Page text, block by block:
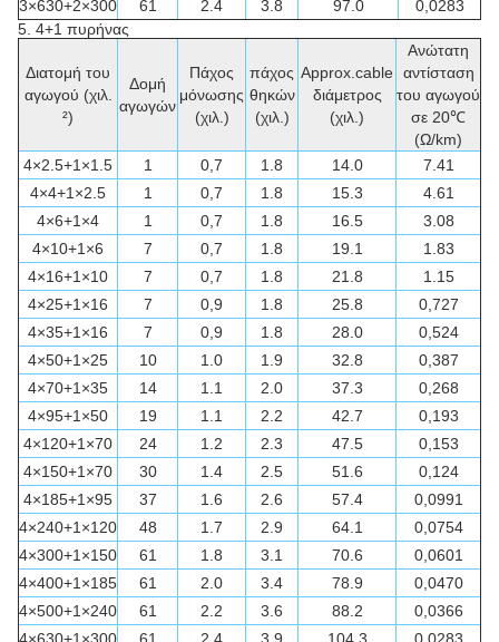
3×630+2×300 61 2.4 3.8 97.0
0,0283
5. 4+1 πυρήνας
Διατομή του
αγωγού (χιλ.
²)
Δομή
αγωγών
Πάχος
μόνωσης
(χιλ.)
πάχος
θηκών
(χιλ.)
Approx.cable
διάμετρος
(χιλ.)
Ανώτατη
αντίσταση
του αγωγού
σε 20℃
(Ω/km)
4×2.5+1×1.5
1 0,7 1.8 14.0
7.41
4×4+1×2.5
1 0,7 1.8 15.3
4.61
4×6+1×4
1 0,7 1.8 16.5
3.08
4×10+1×6
7 0,7 1.8 19.1
1.83
4×16+1×10
7 0,7 1.8 21.8
1.15
4×25+1×16
7 0,9 1.8 25.8
0,727
4×35+1×16
7 0,9 1.8 28.0
0,524
4×50+1×25
10 1.0 1.9 32.8
0,387
4×70+1×35
14 1.1 2.0 37.3
0,268
4×95+1×50
19 1.1 2.2 42.7
0,193
4×120+1×70
24 1.2 2.3 47.5
0,153
4×150+1×70
30 1.4 2.5 51.6
0,124
4×185+1×95
37 1.6 2.6 57.4
0,0991
4×240+1×120
48 1.7 2.9 64.1
0,0754
4×300+1×150
61 1.8 3.1 70.6
0,0601
4×400+1×185
61 2.0 3.4 78.9
0,0470
4×500+1×240
61 2.2 3.6 88.2
0,0366